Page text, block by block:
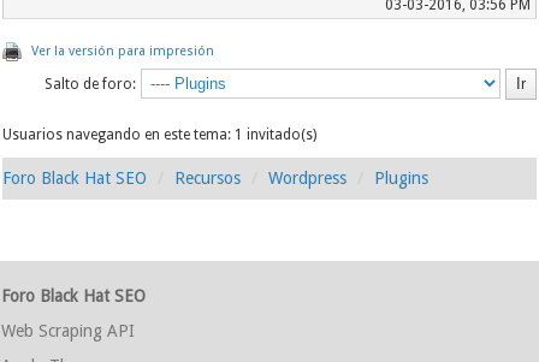
03-03-2016, 03:56 PM
Ver la versión para impresión
Salto de foro:
Usuarios navegando en este tema: 1 invitado(s)
Foro Black Hat SEO Recursos Wordpress Plugins
Foro Black Hat SEO
Web Scraping API